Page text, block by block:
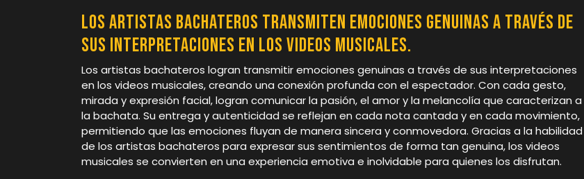
Los artistas bachateros transmiten emociones genuinas a través de
sus interpretaciones en los videos musicales.
Los artistas bachateros logran transmitir emociones genuinas a través de sus interpretaciones
en los videos musicales, creando una conexión profunda con el espectador. Con cada gesto,
mirada y expresión facial, logran comunicar la pasión, el amor y la melancolía que caracterizan a
la bachata. Su entrega y autenticidad se reflejan en cada nota cantada y en cada movimiento,
permitiendo que las emociones fluyan de manera sincera y conmovedora. Gracias a la habilidad
de los artistas bachateros para expresar sus sentimientos de forma tan genuina, los videos
musicales se convierten en una experiencia emotiva e inolvidable para quienes los disfrutan.